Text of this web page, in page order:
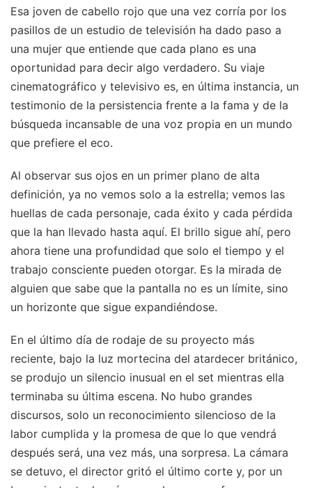
Esa joven de cabello rojo que una vez corría por los
pasillos de un estudio de televisión ha dado paso a
una mujer que entiende que cada plano es una
oportunidad para decir algo verdadero. Su viaje
cinematográfico y televisivo es, en última instancia, un
testimonio de la persistencia frente a la fama y de la
búsqueda incansable de una voz propia en un mundo
que prefiere el eco.
Al observar sus ojos en un primer plano de alta
definición, ya no vemos solo a la estrella; vemos las
huellas de cada personaje, cada éxito y cada pérdida
que la han llevado hasta aquí. El brillo sigue ahí, pero
ahora tiene una profundidad que solo el tiempo y el
trabajo consciente pueden otorgar. Es la mirada de
alguien que sabe que la pantalla no es un límite, sino
un horizonte que sigue expandiéndose.
En el último día de rodaje de su proyecto más
reciente, bajo la luz mortecina del atardecer británico,
se produjo un silencio inusual en el set mientras ella
terminaba su última escena. No hubo grandes
discursos, solo un reconocimiento silencioso de la
labor cumplida y la promesa de que lo que vendrá
después será, una vez más, una sorpresa. La cámara
se detuvo, el director gritó el último corte y, por un